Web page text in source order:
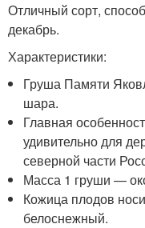
Отличный сорт,
декабрь.
Характеристики:
Груша Памяти
шара.
Главная
удивительно для
северной части
Масса 1 груши —
Кожица плодов
белоснежный.